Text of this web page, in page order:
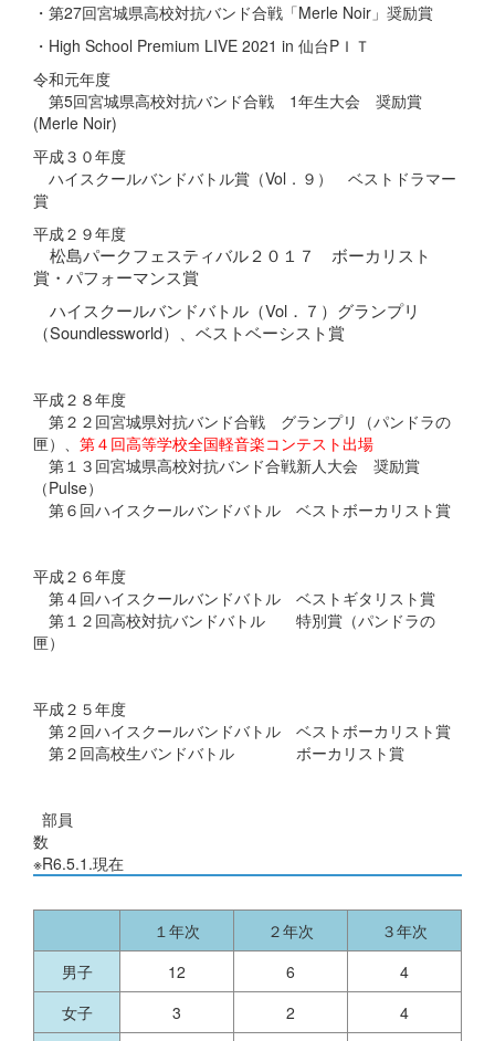
・第27回宮城県高校対抗バンド合戦「Merle Noir」奨励賞
・High School Premium LIVE 2021 in 仙台PＩＴ
令和元年度
第5回宮城県高校対抗バンド合戦 1年生大会 奨励賞
(Merle Noir)
平成３０年度
ハイスクールバンドバトル賞（Vol．９） ベストドラマー
賞
平成２９年度
松島パークフェスティバル２０１７ ボーカリスト
賞・パフォーマンス賞
ハイスクールバンドバトル（Vol．７）グランプリ
（Soundlessworld）、ベストベーシスト賞
平成２８年度
第２２回宮城県対抗バンド合戦 グランプリ（パンドラの
匣）、 第４回高等学校全国軽音楽コンテスト出場
第１３回宮城県高校対抗バンド合戦新人大会 奨励賞
（Pulse）
第６回ハイスクールバンドバトル ベストボーカリスト賞
平成２６年度
第４回ハイスクールバンドバトル ベストギタリスト賞
第１２回高校対抗バンドバトル 特別賞（パンドラの
匣）
平成２５年度
第２回ハイスクールバンドバトル ベストボーカリスト賞
第２回高校生バンドバトル ボーカリスト賞
部員
数
※R6.5.1.現在
１年次 ２年次
３年次
男子
12 6
4
女子
3 2
4